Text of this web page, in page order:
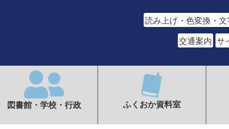
読み上げ・色変換・
交通案内 サ
図書館・学校・行政 ふくおか資料室